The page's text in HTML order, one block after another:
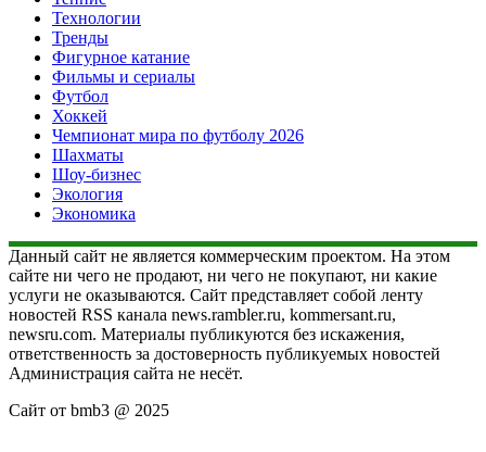
Технологии
Тренды
Фигурное катание
Фильмы и сериалы
Футбол
Хоккей
Чемпионат мира по футболу 2026
Шахматы
Шоу-бизнес
Экология
Экономика
Данный сайт не является коммерческим проектом. На этом
сайте ни чего не продают, ни чего не покупают, ни какие
услуги не оказываются. Сайт представляет собой ленту
новостей RSS канала news.rambler.ru, kommersant.ru,
newsru.com. Материалы публикуются без искажения,
ответственность за достоверность публикуемых новостей
Администрация сайта не несёт.
Сайт от bmb3 @ 2025